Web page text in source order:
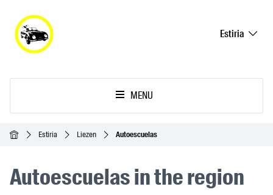
Estiria
MENU
Inicio Estiria Liezen Autoescuelas
Autoescuelas in the region